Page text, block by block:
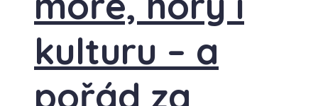
kulturu – a
pořád za